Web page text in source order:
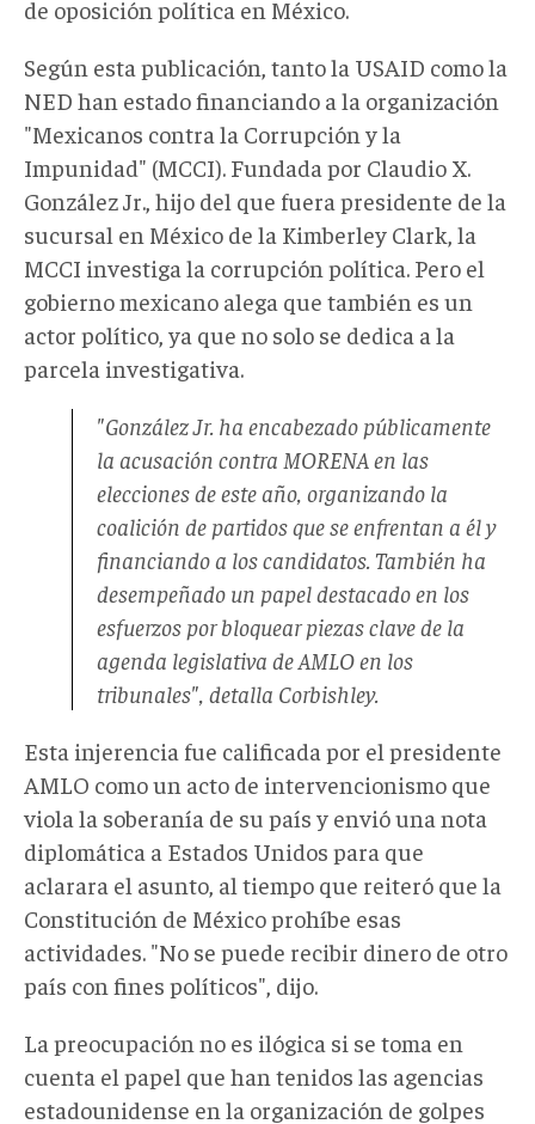
de oposición política en México.
Según esta publicación, tanto la USAID como la
NED han estado financiando a la organización
"Mexicanos contra la Corrupción y la
Impunidad" (MCCI). Fundada por Claudio X.
González Jr., hijo del que fuera presidente de la
sucursal en México de la Kimberley Clark, la
MCCI investiga la corrupción política. Pero el
gobierno mexicano alega que también es un
actor político, ya que no solo se dedica a la
parcela investigativa.
"González Jr. ha encabezado públicamente
la acusación contra MORENA en las
elecciones de este año, organizando la
coalición de partidos que se enfrentan a él y
financiando a los candidatos. También ha
desempeñado un papel destacado en los
esfuerzos por bloquear piezas clave de la
agenda legislativa de AMLO en los
tribunales", detalla Corbishley.
Esta injerencia fue calificada por el presidente
AMLO como un acto de intervencionismo que
viola la soberanía de su país y envió una nota
diplomática a Estados Unidos para que
aclarara el asunto, al tiempo que reiteró que la
Constitución de México prohíbe esas
actividades. "No se puede recibir dinero de otro
país con fines políticos", dijo.
La preocupación no es ilógica si se toma en
cuenta el papel que han tenidos las agencias
estadounidense en la organización de golpes